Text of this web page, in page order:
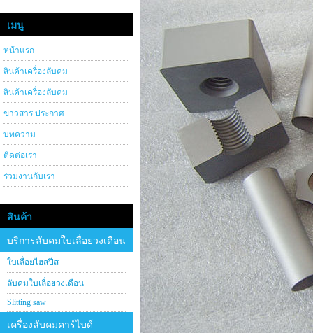
เมนู
หน้าแรก
สินค้าเครื่องลับคม
สินค้าเครื่องลับคม
ข่าวสาร ประกาศ
บทความ
ติดต่อเรา
ร่วมงานกับเรา
สินค้า
บริการลับคมใบเลื่อยวงเดือน
ใบเลื่อยไฮสปีส
ลับคมใบเลื่อยวงเดือน
Slitting saw
เครื่องลับคมคาร์ไบด์